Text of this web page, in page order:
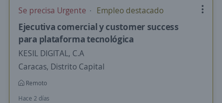
Se precisa Urgente Empleo destacado
Ejecutiva comercial y customer success
para plataforma tecnológica
KESIL DIGITAL, C.A
Caracas, Distrito Capital
Remoto
Hace 2 días